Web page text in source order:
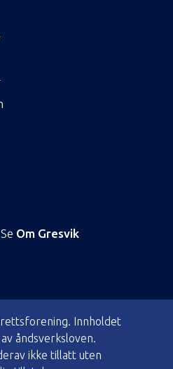
Om Gresvik
Innholdet
åndsverksloven.
ikke tillatt uten